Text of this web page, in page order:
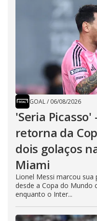
GOAL/ 06/08/2026
'Seria
retorna da
dois golaços
Miami
Lionel Messi marcou
desde a Copa do Mundo
enquanto o Inter...